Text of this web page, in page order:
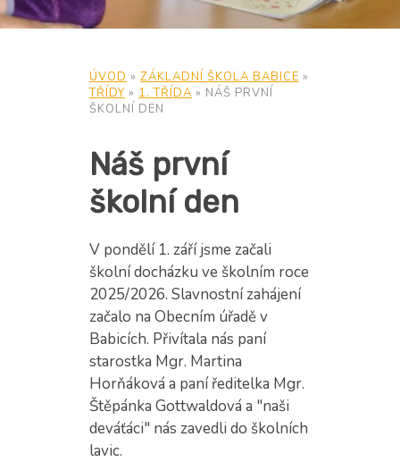
ÚVOD » ZÁKLADNÍ ŠKOLA BABICE »
TŘÍDY » 1. TŘÍDA » NÁŠ PRVNÍ
ŠKOLNÍ DEN
Náš první
školní den
V pondělí 1. září jsme začali
školní docházku ve školním roce
2025/2026. Slavnostní zahájení
začalo na Obecním úřadě v
Babicích. Přivítala nás paní
starostka Mgr. Martina
Horňáková a paní ředitelka Mgr.
Štěpánka Gottwaldová a "naši
deváťáci" nás zavedli do školních
lavic.